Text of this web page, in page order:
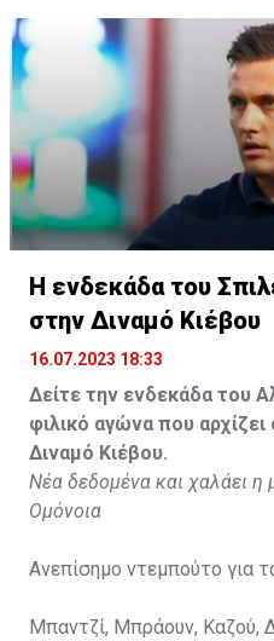
Η ενδεκάδα του
στην Διναμό Κιέβου
16.07.2023 18:33
Δείτε την ενδεκάδα του
φιλικό αγώνα που
Διναμό Κιέβου.
Νέα δεδομένα και χαλάει η
Ομόνοια
Ανεπίσημο ντεμπούτο για
Μπαντζί, Μπράουν, Καζού,